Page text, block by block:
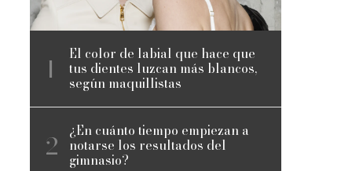
El color de labial que hace que
tus dientes luzcan más blancos,
según maquillistas
¿En cuánto tiempo empiezan a
notarse los resultados del
gimnasio?